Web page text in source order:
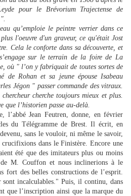
pour le Brévorium Trajectense de
qu’emploie le peintre verrier dans ce
l'oeuvre d'un graveur, ce qu'était Jost
Cela le conforte dans sa découverte, et
sur le terrain de la foire de La
où " l’on y fabriquait de toutes sortes de
Rohan et sa jeune épouse Isabeau
Jégon " passer commande des vitraux.
cherche toujours mieux et plus.
que l’historien passe au-delà.
l’abbé Jean Feutren, donne, en février
du Télégramme de Brest. Il écrit, en
sans le vouloir, ni même le savoir,
dans le Finistère. Encore une
été que des imitateurs plus ou moins
M. Couffon et nous inclinerions à le
fort des belles constructions de l’esprit.
sont incalculables." Puis, il continu, dans
que l’inscription ainsi que la marque du